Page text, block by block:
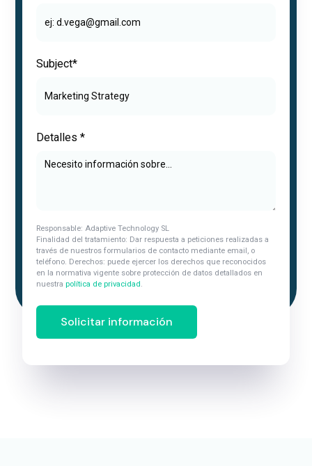
Subject*
Detalles *
Responsable: Adaptive Technology SL
Finalidad del tratamiento: Dar respuesta a peticiones realizadas a
través de nuestros formularios de contacto mediante email, o
teléfono. Derechos: puede ejercer los derechos que reconocidos
en la normativa vigente sobre protección de datos detallados en
nuestrapolítica de privacidad.
Solicitar información